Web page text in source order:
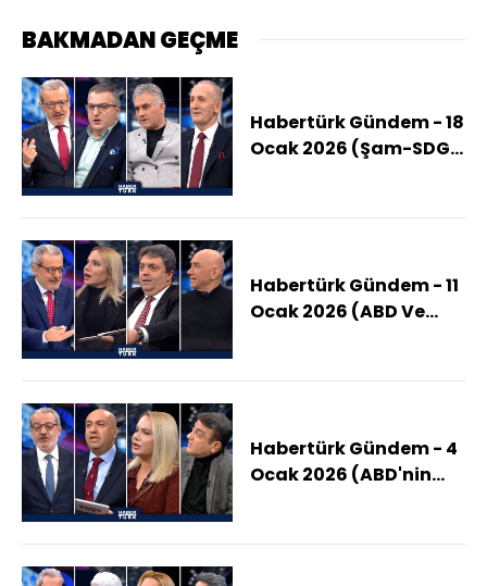
BAKMADAN GEÇME
Habertürk Gündem - 18
Ocak 2026 (Şam-SDG
Ayrışıyor?)
Habertürk Gündem - 11
Ocak 2026 (ABD Ve
Habertürk Gündem - 4
Ocak 2026 (ABD'nin